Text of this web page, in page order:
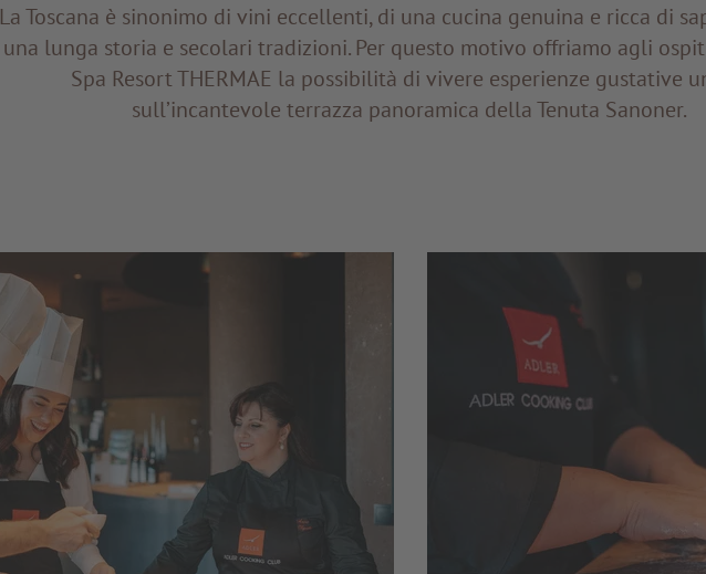
La Toscana è sinonimo di vini eccellenti, di una cucina genuina e ricca di
una lunga storia e secolari tradizioni. Per questo motivo offriamo agli
Spa Resort THERMAE la possibilità di vivere esperienze gustative
sull’incantevole terrazza panoramica della Tenuta Sanoner.